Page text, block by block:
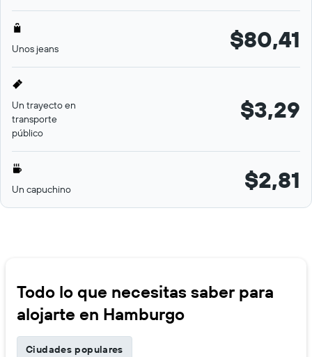
Unos jeans $80,41
Un trayecto en
transporte
público
$3,29
Un capuchino $2,81
Todo lo que necesitas saber para
alojarte en Hamburgo
Ciudades populares